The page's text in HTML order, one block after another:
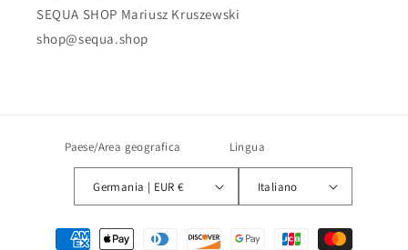
SEQUA SHOP Mariusz Kruszewski
shop@sequa.shop
Paese/Area geografica
Germania | EUR €
Lingua
Italiano
Metodi